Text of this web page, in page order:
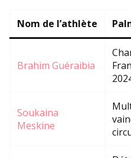
Nom de l’athlète
Brahim Guéraibia
Soukaina
Meskine